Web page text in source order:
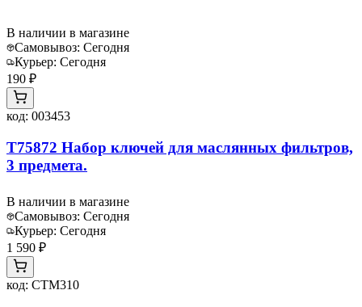
В наличии в магазине
Самовывоз: Сегодня
Курьер: Сегодня
190 ₽
код: 003453
T75872 Набор ключей для маслянных фильтров,
3 предмета.
В наличии в магазине
Самовывоз: Сегодня
Курьер: Сегодня
1 590 ₽
код: CTM310